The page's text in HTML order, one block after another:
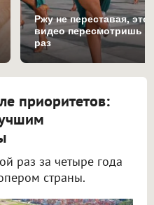
Ржу не переставая, это
видео пересмотришь
раз
приоритетов:
раз за четыре года
страны.